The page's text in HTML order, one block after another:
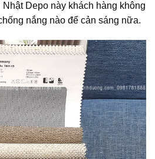
Depo này khách hàng không
nắng nào để cản sáng nữa.